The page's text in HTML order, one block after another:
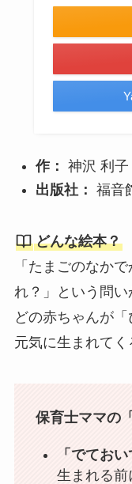
作： 神沢 利子
出版社： 福音
どんな絵本？
「たまごのなか
れ？」という問
どの赤ちゃんが
元気に生まれてく
保育士ママの
「でてお
生まれる